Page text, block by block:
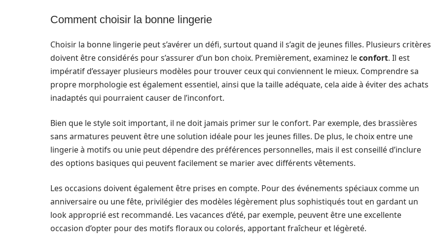
Comment choisir la bonne lingerie
Choisir la bonne lingerie peut s’avérer un défi, surtout quand il s’agit de jeunes filles. Plusieurs critères
doivent être considérés pour s’assurer d’un bon choix. Premièrement, examinez leconfort. Il est
impératif d’essayer plusieurs modèles pour trouver ceux qui conviennent le mieux. Comprendre sa
propre morphologie est également essentiel, ainsi que la taille adéquate, cela aide à éviter des achats
inadaptés qui pourraient causer de l’inconfort.
Bien que le style soit important, il ne doit jamais primer sur le confort. Par exemple, des brassières
sans armatures peuvent être une solution idéale pour les jeunes filles. De plus, le choix entre une
lingerie à motifs ou unie peut dépendre des préférences personnelles, mais il est conseillé d’inclure
des options basiques qui peuvent facilement se marier avec différents vêtements.
Les occasions doivent également être prises en compte. Pour des événements spéciaux comme un
anniversaire ou une fête, privilégier des modèles légèrement plus sophistiqués tout en gardant un
look approprié est recommandé. Les vacances d’été, par exemple, peuvent être une excellente
occasion d’opter pour des motifs floraux ou colorés, apportant fraîcheur et légèreté.